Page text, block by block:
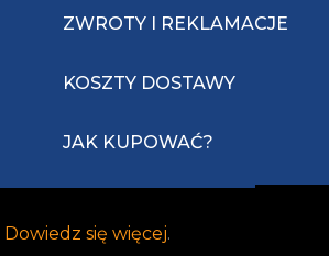
ZWROTY I REKLAMACJE
KOSZTY DOSTAWY
JAK KUPOWAĆ?
Dowiedz się więcej.